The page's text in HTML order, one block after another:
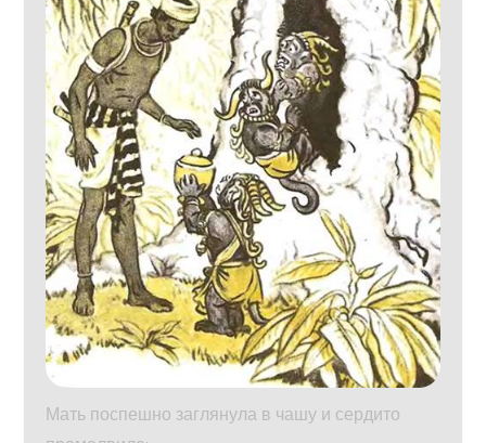
Мать поспешно заглянула в чашу и сердито